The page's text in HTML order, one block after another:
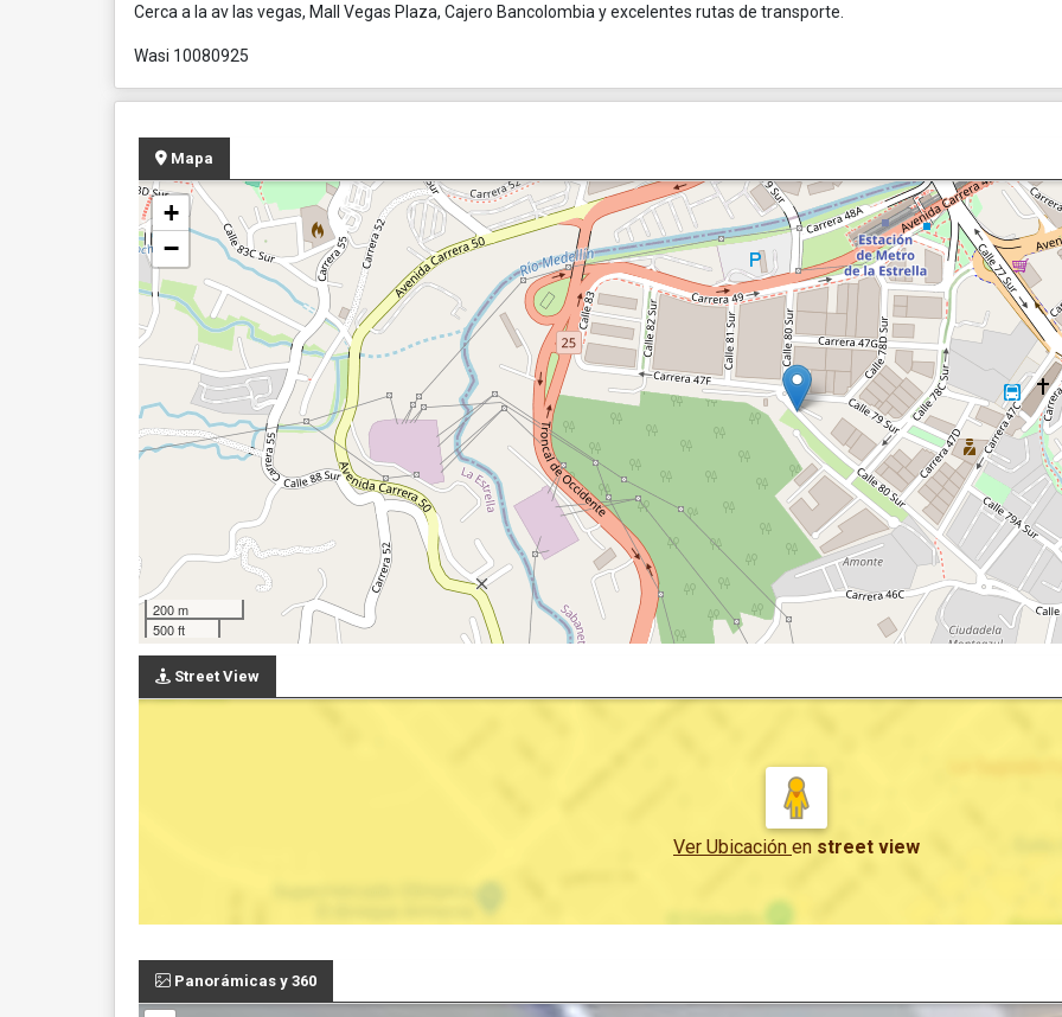
Cerca a la av las vegas, Mall Vegas Plaza, Cajero Bancolombia y excelentes rutas de transporte.
Wasi 10080925
Mapa
+
−
200 m
500 ft
Street View
Ver Ubicación en street view
Panorámicas y 360